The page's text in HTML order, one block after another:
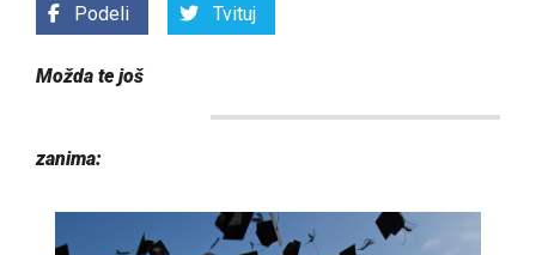
Podeli Tvituj
Možda te još
zanima: